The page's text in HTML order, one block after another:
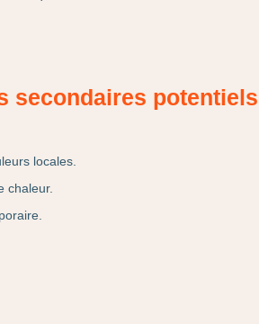
secondaires potentiels
locales.
chaleur.